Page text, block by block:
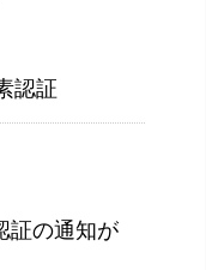
認証
証の通知が